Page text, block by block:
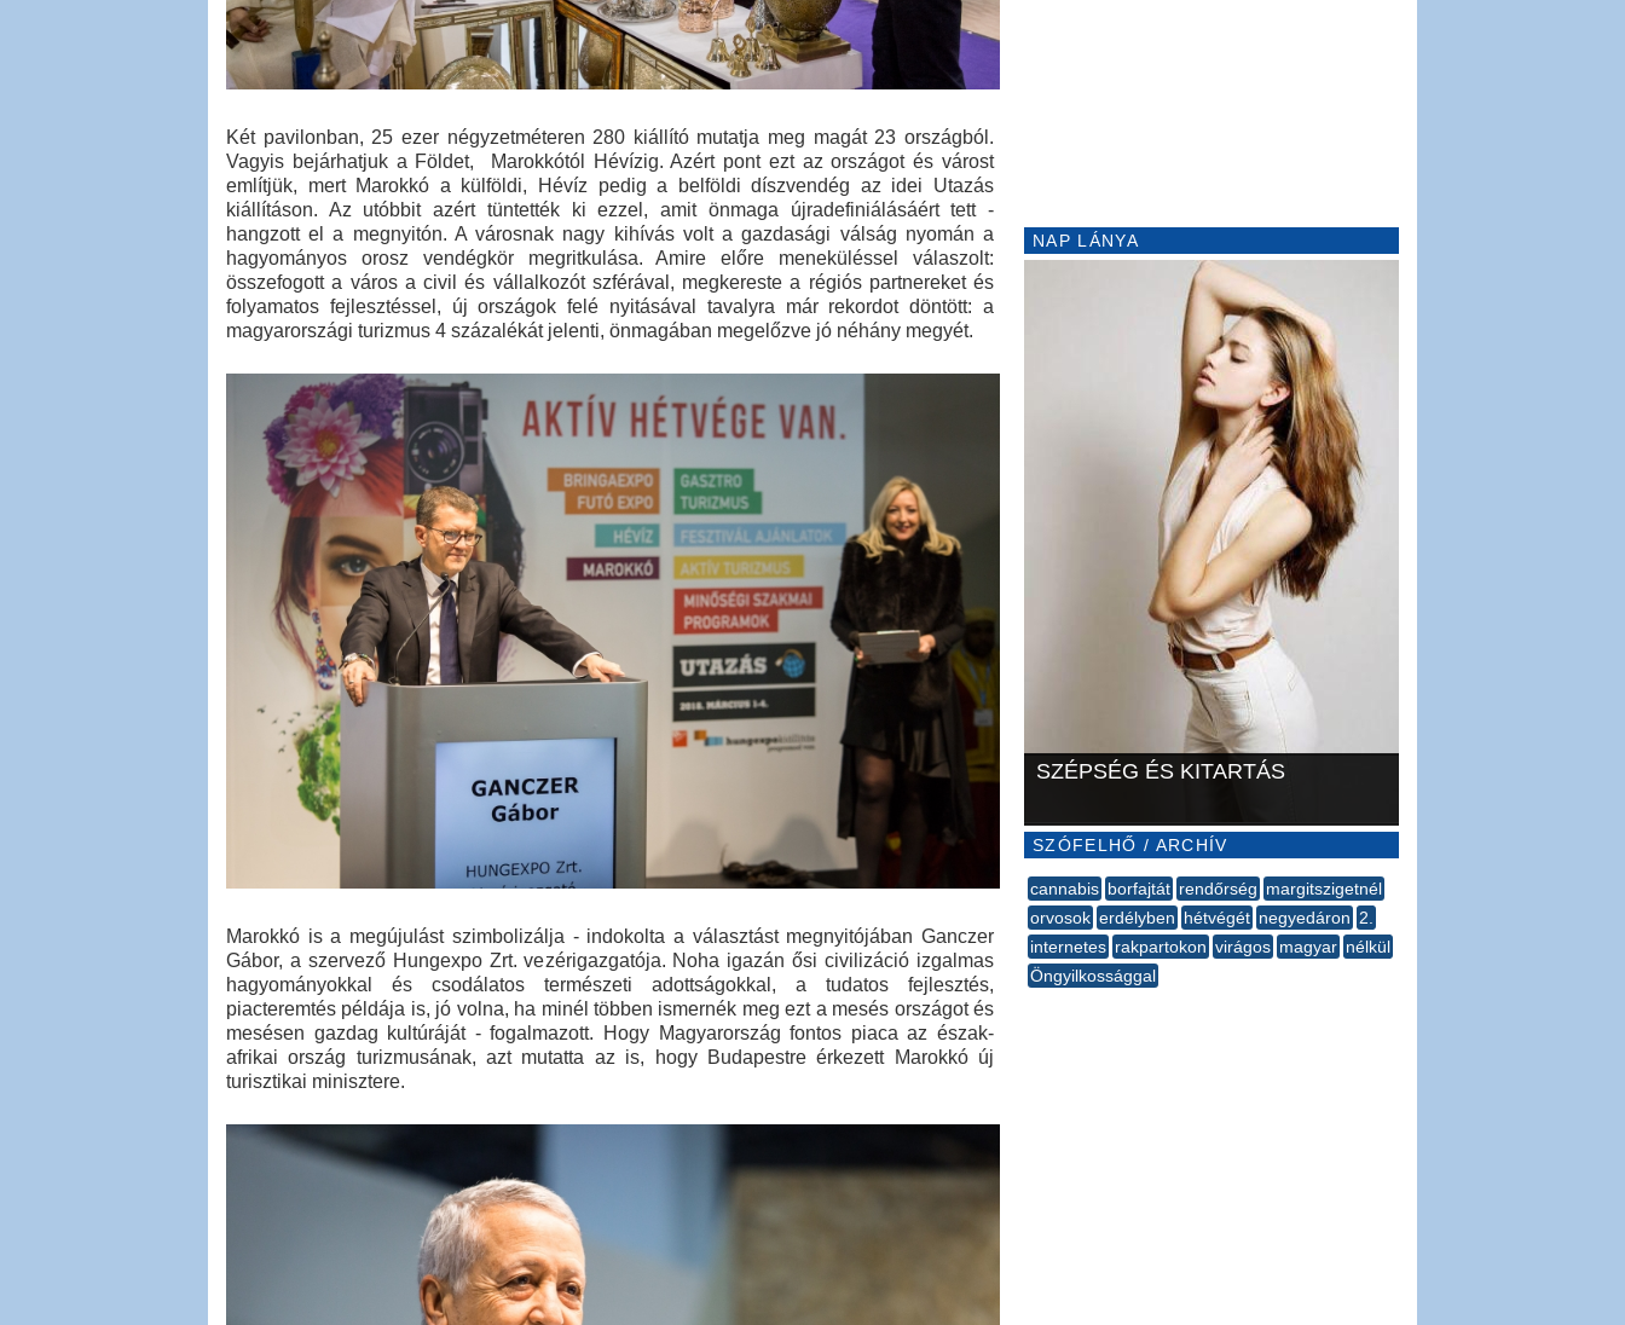
Két pavilonban, 25 ezer négyzetméteren 280 kiállító mutatja meg magát 23 országból.
Vagyis bejárhatjuk a Földet, Marokkótól Hévízig. Azért pont ezt az országot és várost
említjük, mert Marokkó a külföldi, Hévíz pedig a belföldi díszvendég az idei Utazás
kiállításon. Az utóbbit azért tüntették ki ezzel, amit önmaga újradefiniálásáért tett -
hangzott el a megnyitón. A városnak nagy kihívás volt a gazdasági válság nyomán a
hagyományos orosz vendégkör megritkulása. Amire előre meneküléssel válaszolt:
összefogott a város a civil és vállalkozót szférával, megkereste a régiós partnereket és
folyamatos fejlesztéssel, új országok felé nyitásával tavalyra már rekordot döntött: a
magyarországi turizmus 4 százalékát jelenti, önmagában megelőzve jó néhány megyét.
Marokkó is a megújulást szimbolizálja - indokolta a választást megnyitójában Ganczer
Gábor, a szervező Hungexpo Zrt. vezérigazgatója. Noha igazán ősi civilizáció izgalmas
hagyományokkal és csodálatos természeti adottságokkal, a tudatos fejlesztés,
piacteremtés példája is, jó volna, ha minél többen ismernék meg ezt a mesés országot és
mesésen gazdag kultúráját - fogalmazott. Hogy Magyarország fontos piaca az észak-
afrikai ország turizmusának, azt mutatta az is, hogy Budapestre érkezett Marokkó új
turisztikai minisztere.
NAP LÁNYA
SZÉPSÉG ÉS KITARTÁS
SZÓFELHŐ / ARCHÍV
cannabis borfajtát rendőrség margitszigetnél
orvosok erdélyben hétvégét negyedáron 2.
internetes rakpartokon virágos magyar nélkül
Öngyilkossággal